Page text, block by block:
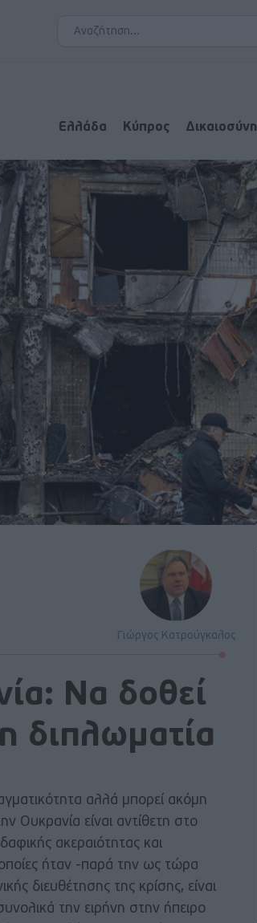
Ελλάδα Κύπρος Δικαιοσύνη
Γιώργος Κατρούγκαλος
Να δοθεί
διπλωματία
αλλά μπορεί ακόμη
Ουκρανία είναι αντίθετη στο
ακεραιότητας και
ήταν -παρά την ως τώρα
διευθέτησης της κρίσης, είναι
την ειρήνη στην ήπειρο